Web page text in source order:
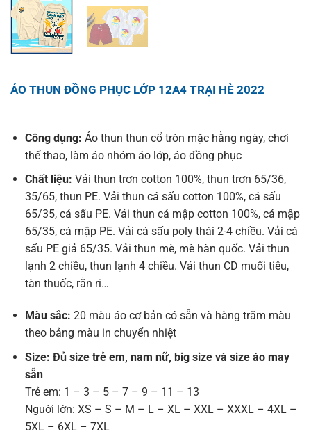
ÁO THUN ĐỒNG PHỤC LỚP 12A4 TRẠI HÈ 2022
Công dụng: Áo thun thun cổ tròn mặc hằng ngày, chơi
thể thao, làm áo nhóm áo lớp, áo đồng phục
Chất liệu: Vải thun trơn cotton 100%, thun trơn 65/36,
35/65, thun PE. Vải thun cá sấu cotton 100%, cá sấu
65/35, cá sấu PE. Vải thun cá mập cotton 100%, cá mập
65/35, cá mập PE. Vải cá sấu poly thái 2-4 chiều. Vải cá
sấu PE giả 65/35. Vải thun mè, mè hàn quốc. Vải thun
lạnh 2 chiều, thun lạnh 4 chiều. Vải thun CD muối tiêu,
tàn thuốc, rằn ri…
Màu sắc: 20 màu áo cơ bản có sẵn và hàng trăm màu
theo bảng màu in chuyển nhiệt
Size: Đủ size trẻ em, nam nữ, big size và size áo may
sẵn
Trẻ em: 1 – 3 – 5 – 7 – 9 – 11 – 13
Nguời lớn: XS – S – M – L – XL – XXL – XXXL – 4XL –
5XL – 6XL – 7XL